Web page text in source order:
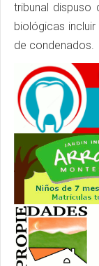
tribunal
biológicas
de condenados.